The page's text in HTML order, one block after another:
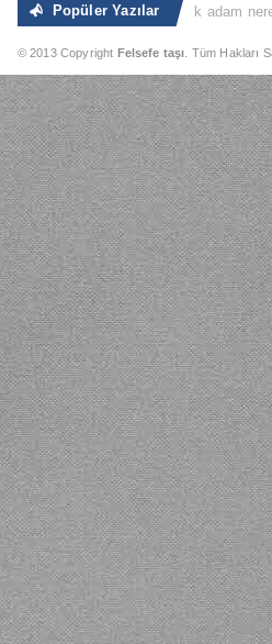
Popüler Yazılar
Sıradan İnsan “Büyük adam nerede
© 2013 Copyright Felsefe taşı . Tüm Hakları